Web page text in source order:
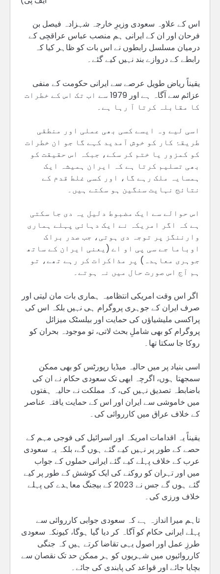
اس کے علاوہ سعودی وزیرِ خارجہ شہزادہ فیصل بن
فرحان اور ان کے ایرانی ہم منصب عباس عراقچی کے
درمیان مسلسل رابطوں نے اس بات کو ظاہر کیا کہ
رابطے کے دروازے بند نہیں کیے گئے۔
یقیناً ریاض طویل عرصے سے ایرانی حکومت کے منفی
عزائم سے آگاہ ہے اور 1979 سے اب تک اس کے خطرات
کا مقابلہ کرتا آ رہا ہے۔
اسی لیے وہ ایسے کسی بھی عملی اور منطقی
طریقۂ کار کو خوش آمدید کہے گا جو ان خطرات
کو کمزور یا ختم کر سکے، جبکہ اس حقیقت کو
بھی تسلیم کرتا ہے کہ ایران ہمیشہ ایک
ہمسایہ ملک رہے گا، اور کسی غلط قدم کے
نتائج نہایت سنگین ہو سکتے ہیں۔
اس حوالے سے ایک مضبوط دلیل یہ دی جا سکتی
ہے کہ اگر امریکہ نے ایک دہائی پہلے ہماری
وارننگز پر توجہ دی ہوتی، جب صدر براک
اوباما جے سی پی او اے (یعنی ایران کے ساتھ
جوہری معاہدہ) پر مذاکرات کر رہے تھے، تو
ہم آج اس صورت حال میں نہ ہوتے۔
اگر اس وقت امریکی انتظامیہ ہماری بات مان لیتی اور
صرف ایران کے جوہری پروگرام ہی نہیں بلکہ اس کی
پراکسی ملیشیاؤں کی حمایت اور بیلسٹک میزائل
پروگرام کو بھی شاملِ بحث لاتی، تو موجودہ بحران کو
روکا جا سکتا تھا۔
اسی بنیاد پر میں حالیہ میڈیا رپورٹس کو بھی ممکن
سمجھتا ہوں، اگرچہ ابھی تک سعودی حکام نے ان کی
باضابطہ تصدیق نہیں کی، کہ مملکت نے حالیہ ہفتوں
میں خاموشی سے ایران اور اس کے حمایت یافتہ عناصر
کے خلاف عراق میں کارروائی کی۔
یقیناً یہ اقدامات امریکہ اور اسرائیل کی فوجی مہم کے
حصے کے طور پر نہیں کیے گئے ہوں گے، بلکہ یہ سعودی
عرب کے خلاف پہلے کیے گئے ایرانی حملوں کے جواب
میں اور تہران کو روکنے کی ایک کوشش کے طور پر کیے
گئے ہوں گے جس نے 2023 کے بیجنگ معاہدے کی پہلے
خلاف ورزی کی۔
تاہم میرا اندازہ ہے کہ سعودی جوابی کارروائی سے
پہلے ایرانی حکام کو آگاہ کر دیا گیا ہوگا، کیونکہ سعودی
طرزِ عمل اور اصول یہی تقاضا کرتے ہیں کہ جنگی
کارروائیوں میں شہریوں کو ہر ممکن حد تک نقصان سے
بچایا جائے اور قواعد کی پابندی کی جائے۔